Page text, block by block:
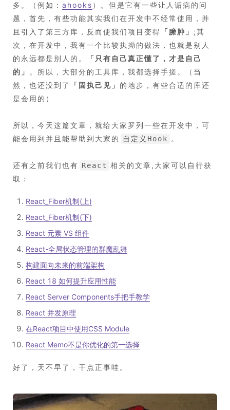
多。（例如： ahooks ）。但是它有一些让人诟病的问
题，首先，有些功能其实我们在开发中不经常使用，并
且引入了第三方库，反而使我们项目变得 「臃肿 」 ;其
次，在开发中，我有一个比较执拗的做法，也就是别人
的永远都是别人的。
「 只有自己真正懂了，才是自己
的 」
。所以，大部分的工具库，我都选择手搓。（当
然，也还没到了
「固执己见 」 的地步，有些合适的库还
是会用的）
所以，今天这篇文章，就给大家罗列一些在开发中，可
能会用到并且能帮助到大家的
自定义Hook 。
还有之前我们也有 React 相关的文章,大家可以自行获
取：
React_Fiber机制(上)
React_Fiber机制(下)
React 元素 VS 组件
React-全局状态管理的群魔乱舞
构建面向未来的前端架构
React 18 如何提升应用性能
React Server Components手把手教学
React 并发原理
在React项目中使用CSS Module
React Memo不是你优化的第一选择
好了，天不早了，干点正事哇。